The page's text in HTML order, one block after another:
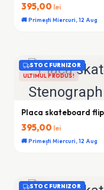
395,00 lei
🚚 Primești Miercuri, 12 Aug
STOC FURNIZOR
ULTIMUL PRODUS!
Placa skateboard
395,00 lei
🚚 Primești Miercuri, 12 Aug
STOC FURNIZOR